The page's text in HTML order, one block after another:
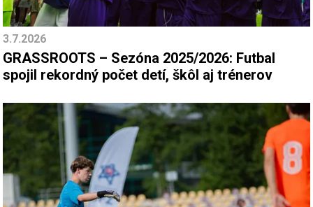
3.7.2026
GRASSROOTS – Sezóna 2025/2026: Futbal
spojil rekordný počet detí, škôl aj trénerov